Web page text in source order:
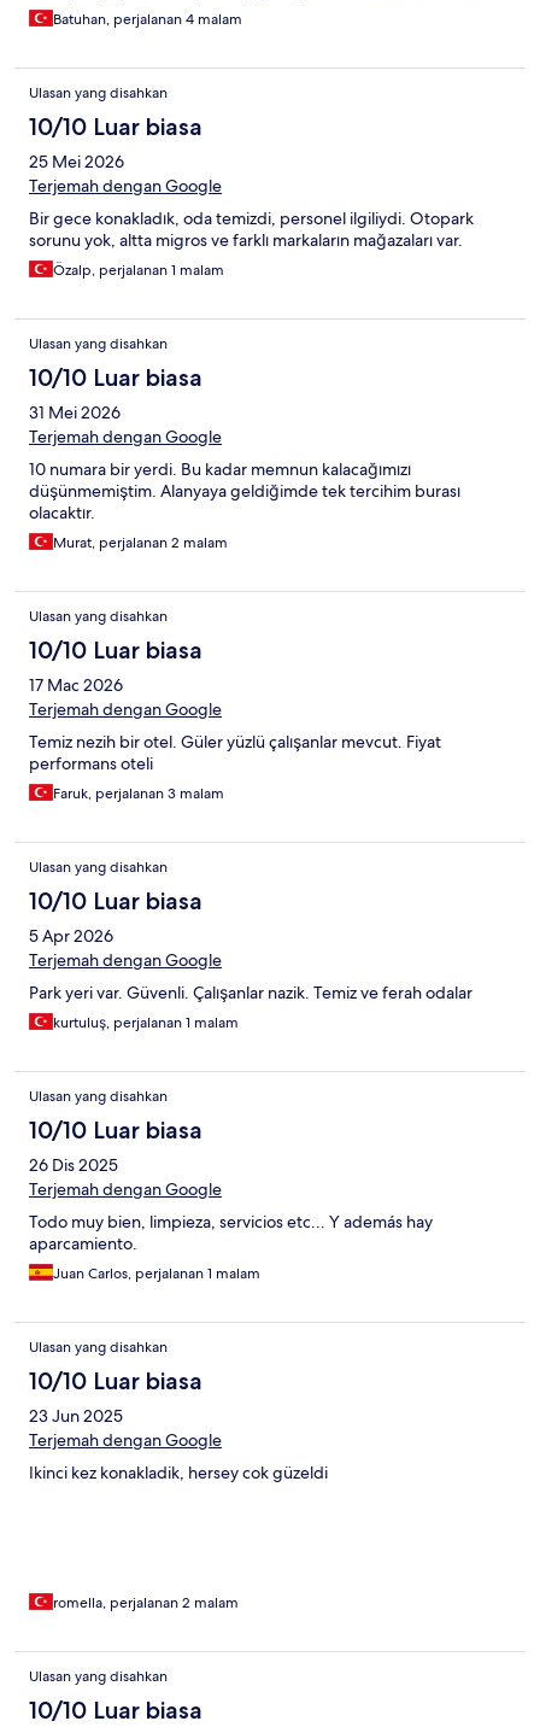
arayanlara tavsiye ederim.
Batuhan, perjalanan 4 malam
Ulasan yang disahkan
10/10 Luar biasa
25 Mei 2026
Terjemah dengan Google
Bir gece konakladık, oda temizdi, personel ilgiliydi. Otopark
sorunu yok, altta migros ve farklı markaların mağazaları var.
Özalp, perjalanan 1 malam
Ulasan yang disahkan
10/10 Luar biasa
31 Mei 2026
Terjemah dengan Google
10 numara bir yerdi. Bu kadar memnun kalacağımızı
düşünmemiştim. Alanyaya geldiğimde tek tercihim burası
olacaktır.
Murat, perjalanan 2 malam
Ulasan yang disahkan
10/10 Luar biasa
17 Mac 2026
Terjemah dengan Google
Temiz nezih bir otel. Güler yüzlü çalışanlar mevcut. Fiyat
performans oteli
Faruk, perjalanan 3 malam
Ulasan yang disahkan
10/10 Luar biasa
5 Apr 2026
Terjemah dengan Google
Park yeri var. Güvenli. Çalışanlar nazik. Temiz ve ferah odalar
kurtuluş, perjalanan 1 malam
Ulasan yang disahkan
10/10 Luar biasa
26 Dis 2025
Terjemah dengan Google
Todo muy bien, limpieza, servicios etc... Y además hay
aparcamiento.
Juan Carlos, perjalanan 1 malam
Ulasan yang disahkan
10/10 Luar biasa
23 Jun 2025
Terjemah dengan Google
Ikinci kez konakladik, hersey cok güzeldi
romella, perjalanan 2 malam
Ulasan yang disahkan
10/10 Luar biasa